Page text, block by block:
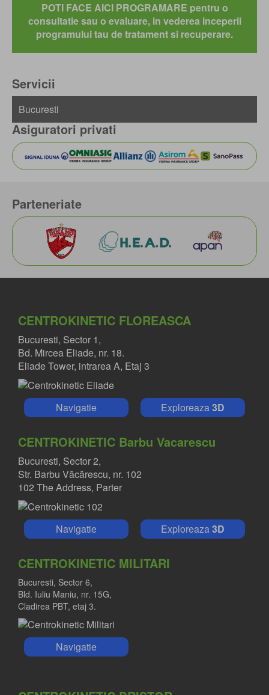
POTI FACE AICI PROGRAMARE pentru o
consultatie sau o evaluare, in vederea inceperii
programului tau de tratament si recuperare.
Servicii
Asiguratori privati
Parteneriate
CENTROKINETIC FLOREASCA
Bucuresti, Sector 1,
Bd. Mircea Eliade, nr. 18.
Eliade Tower, intrarea A, Etaj 3
Navigatie Exploreaza3D
CENTROKINETIC Barbu Vacarescu
Bucuresti, Sector 2,
Str. Barbu Văcărescu, nr. 102
102 The Address, Parter
Navigatie Exploreaza3D
CENTROKINETIC MILITARI
Bucuresti, Sector 6,
Bld. Iuliu Maniu, nr. 15G,
Cladirea PBT, etaj 3.
Navigatie